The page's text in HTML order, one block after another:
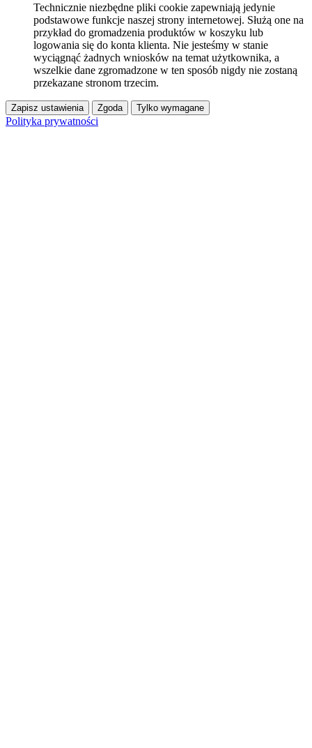
Technicznie niezbędne pliki cookie zapewniają jedynie
podstawowe funkcje naszej strony internetowej. Służą one na
przykład do gromadzenia produktów w koszyku lub
logowania się do konta klienta. Nie jesteśmy w stanie
wyciągnąć żadnych wniosków na temat użytkownika, a
wszelkie dane zgromadzone w ten sposób nigdy nie zostaną
przekazane stronom trzecim.
Zapisz ustawienia Zgoda Tylko wymagane
Polityka prywatności